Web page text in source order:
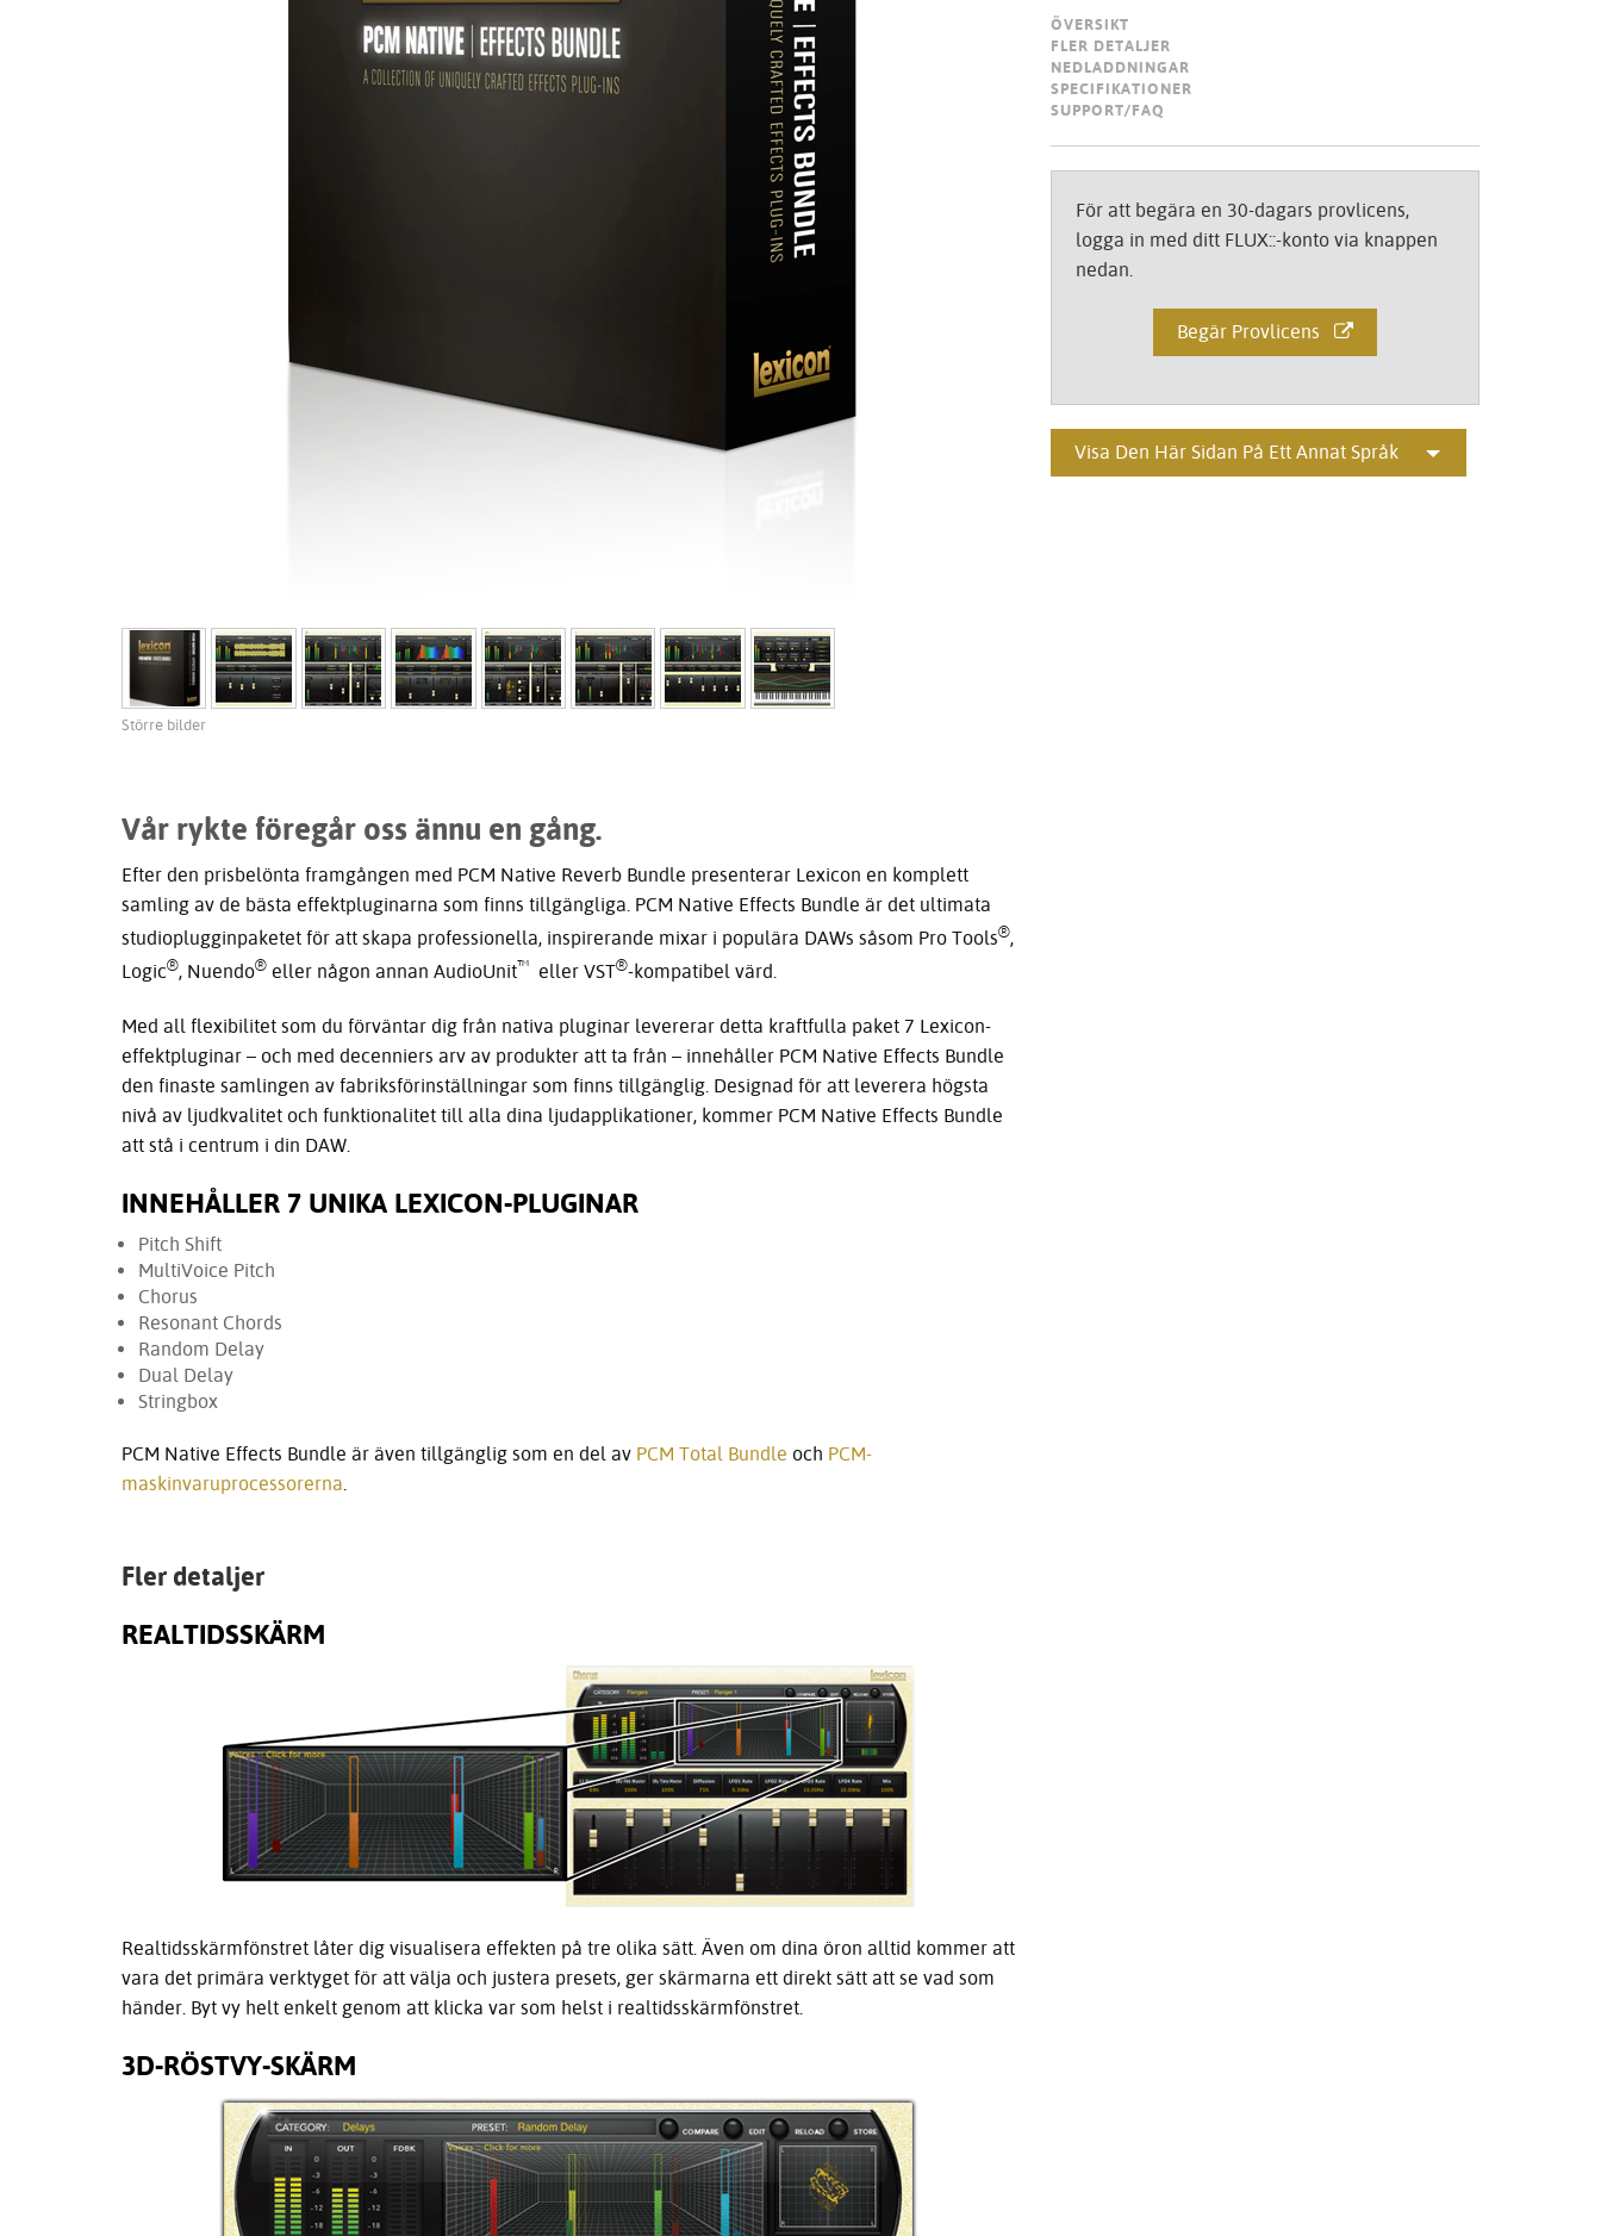
Större bilder
Vår rykte föregår oss ännu en gång.
Efter den prisbelönta framgången med PCM Native Reverb Bundle presenterar Lexicon en komplett
samling av de bästa effektpluginarna som finns tillgängliga. PCM Native Effects Bundle är det ultimata
studioplugginpaketet för att skapa professionella, inspirerande mixar i populära DAWs såsom Pro Tools®,
Logic®, Nuendo® eller någon annan AudioUnit™ eller VST®-kompatibel värd.
Med all flexibilitet som du förväntar dig från nativa pluginar levererar detta kraftfulla paket 7 Lexicon-
effektpluginar – och med decenniers arv av produkter att ta från – innehåller PCM Native Effects Bundle
den finaste samlingen av fabriksförinställningar som finns tillgänglig. Designad för att leverera högsta
nivå av ljudkvalitet och funktionalitet till alla dina ljudapplikationer, kommer PCM Native Effects Bundle
att stå i centrum i din DAW.
INNEHÅLLER 7 UNIKA LEXICON-PLUGINAR
Pitch Shift
MultiVoice Pitch
Chorus
Resonant Chords
Random Delay
Dual Delay
Stringbox
PCM Native Effects Bundle är även tillgänglig som en del av PCM Total Bundle och PCM-
maskinvaruprocessorerna
Fler detaljer
REALTIDSSKÄRM
Realtidsskärmfönstret låter dig visualisera effekten på tre olika sätt. Även om dina öron alltid kommer att
vara det primära verktyget för att välja och justera presets, ger skärmarna ett direkt sätt att se vad som
händer. Byt vy helt enkelt genom att klicka var som helst i realtidsskärmfönstret.
3D-RÖSTVY-SKÄRM
ÖVERSIKT
FLER DETALJER
NEDLADDNINGAR
SPECIFIKATIONER
SUPPORT/FAQ
För att begära en 30-dagars provlicens,
logga in med ditt FLUX::-konto via knappen
nedan.
Begär Provlicens
Visa Den Här Sidan På Ett Annat Språk